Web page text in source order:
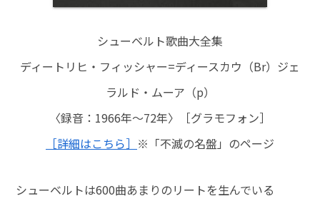
シューベルト歌曲大全集
ディートリヒ・フィッシャー=ディースカウ（Br）ジェ
ラルド・ムーア（p）
〈録音：1966年～72年〉［グラモフォン］
［詳細はこちら］ ※「不滅の名盤」のページ
シューベルトは600曲あまりのリートを生んでいる